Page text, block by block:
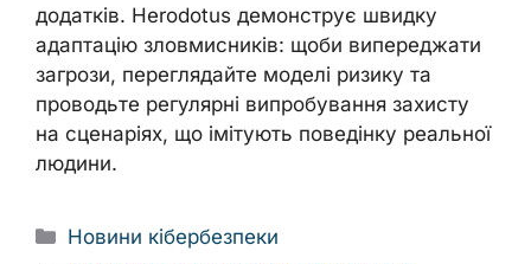
додатків. Herodotus демонструє швидку
адаптацію зловмисників: щоби випереджати
загрози, переглядайте моделі ризику та
проводьте регулярні випробування захисту
на сценаріях, що імітують поведінку реальної
людини.
Categories
Новини кібербезпеки